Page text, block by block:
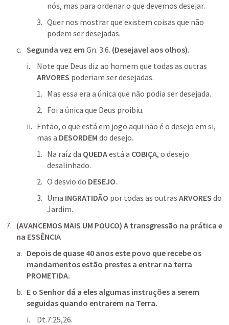
nós, mas para ordenar o que devemos desejar.
Quer nos mostrar que existem coisas que não
podem ser desejadas.
Segunda vez em Gn. 3:6. (Desejavel aos olhos).
ARVORES poderiam ser desejadas.
Mas essa era a única que não podia ser desejada.
Foi a única que Deus proibiu.
Então, o que está em jogo aqui não é o desejo em si,
mas a DESORDEM do desejo.
Na raíz da QUEDA está a COBIÇA, o desejo
desalinhado.
O desvio do DESEJO.
Uma INGRATIDÃO por todas as outras ARVORES do
Jardim.
(AVANCEMOS MAIS UM POUCO) A transgressão na prática e
na ESSÊNCIA
Depois de quase 40 anos este povo que recebe os
mandamentos estão prestes a entrar na terra
PROMETIDA.
E o Senhor dá a eles algumas instruções a serem
seguidas quando entrarem na Terra.
Dt.7:25,26.